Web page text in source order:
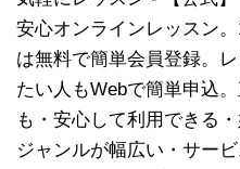
安心オンラインレッスン
は無料で簡単会員登録。
たい人もWebで簡単申込
も・安心して利用できる
ジャンルが幅広い・サー